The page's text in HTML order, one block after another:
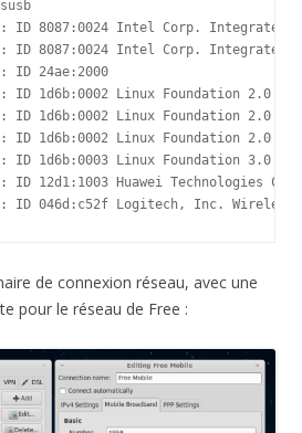
ID 8087:0024 Intel Corp. Integrated
ID 8087:0024 Intel Corp. Integrated
ID 24ae:2000
ID 1d6b:0002 Linux Foundation 2.0
ID 1d6b:0002 Linux Foundation 2.0
ID 1d6b:0002 Linux Foundation 2.0
ID 1d6b:0003 Linux Foundation 3.0
12d1:1003 Huawei Technologies Co.,
ID 046d:c52f Logitech, Inc. Wireless
de connexion réseau, avec une
pour le réseau de Free :